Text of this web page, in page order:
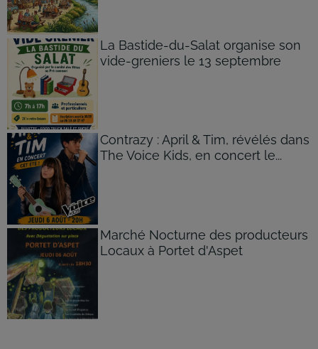
La Bastide-du-Salat organise son
vide-greniers le 13 septembre
Contrazy : April & Tim, révélés dans
The Voice Kids, en concert le...
Marché Nocturne des producteurs
Locaux à Portet d'Aspet